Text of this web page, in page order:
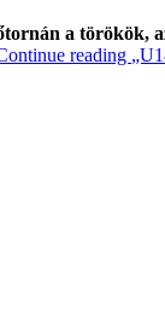
a törökök,
reading